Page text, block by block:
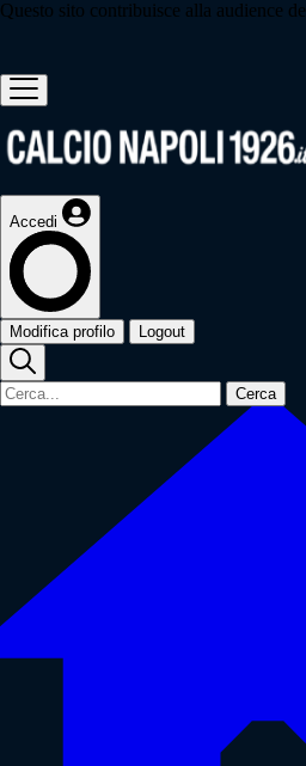
Questo sito contribuisce alla audience de
Accedi
Modifica profilo Logout
Cerca